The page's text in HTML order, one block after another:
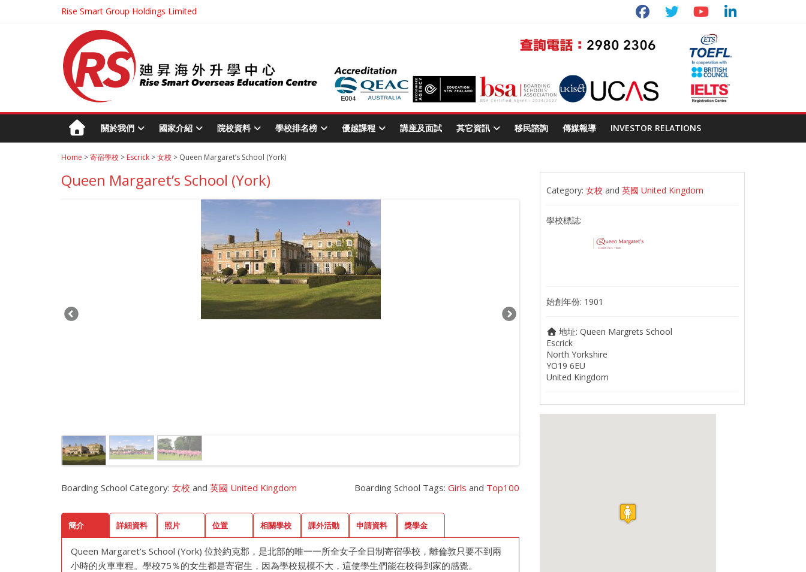
Rise Smart Group Holdings Limited
關於我們 國家介紹 院校資料 學校排名榜 優越課程 講座及面試 其它資訊 移民諮詢 傳媒報導 INVESTOR RELATIONS
Home >寄宿學校 > Escrick >女校 > Queen Margaret’s School (York)
Queen Margaret’s School (York)
Boarding School Category: 女校 and 英國 United Kingdom Boarding School Tags: Girls and Top100
簡介 詳細資料 照片 位置 相關學校 課外活動 申請資料 獎學金
Queen Margaret’s School (York) 位於約克郡，是北部的唯一一所全女子全日制寄宿學校，離倫敦只要不到兩
小時的火車車程。學校75％的女生都是寄宿生，因為學校規模不大，這使學生們能在校得到家的感覺。
Category: 女校 and 英國 United Kingdom
學校標誌:
始創年份: 1901
地址: Queen Margrets School
Escrick
North Yorkshire
YO19 6EU
United Kingdom